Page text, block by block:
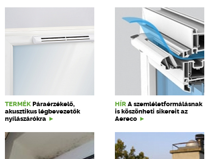
TERMÉK Páraérzékelő,
akusztikus légbevezetők
nyílászárókra
HÍR A szemléletformálásnak
is köszönheti sikereit az
Aereco